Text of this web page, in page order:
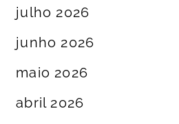
julho 2026
junho 2026
maio 2026
abril 2026